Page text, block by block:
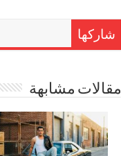
شاركها
مقالات مشابهة